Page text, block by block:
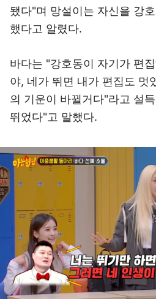
됐다"며 망설이는 자신을 강
했다고 알렸다.
바다는 "강호동이 자기가 편
야, 네가 뛰면 내가 편집도 멋
의 기운이 바뀔거다"라고 설
뛰었다"고 말했다.